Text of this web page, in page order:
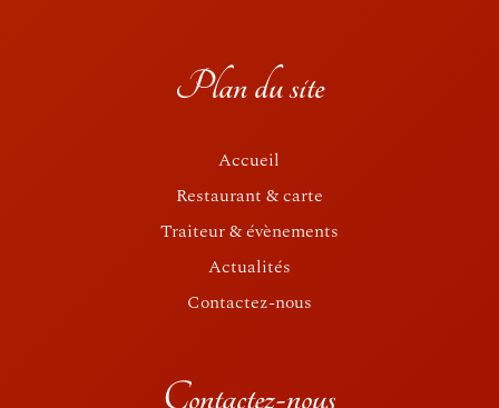
Plan du site
Accueil
Restaurant & carte
Traiteur & évènements
Actualités
Contactez-nous
Contactez-nous